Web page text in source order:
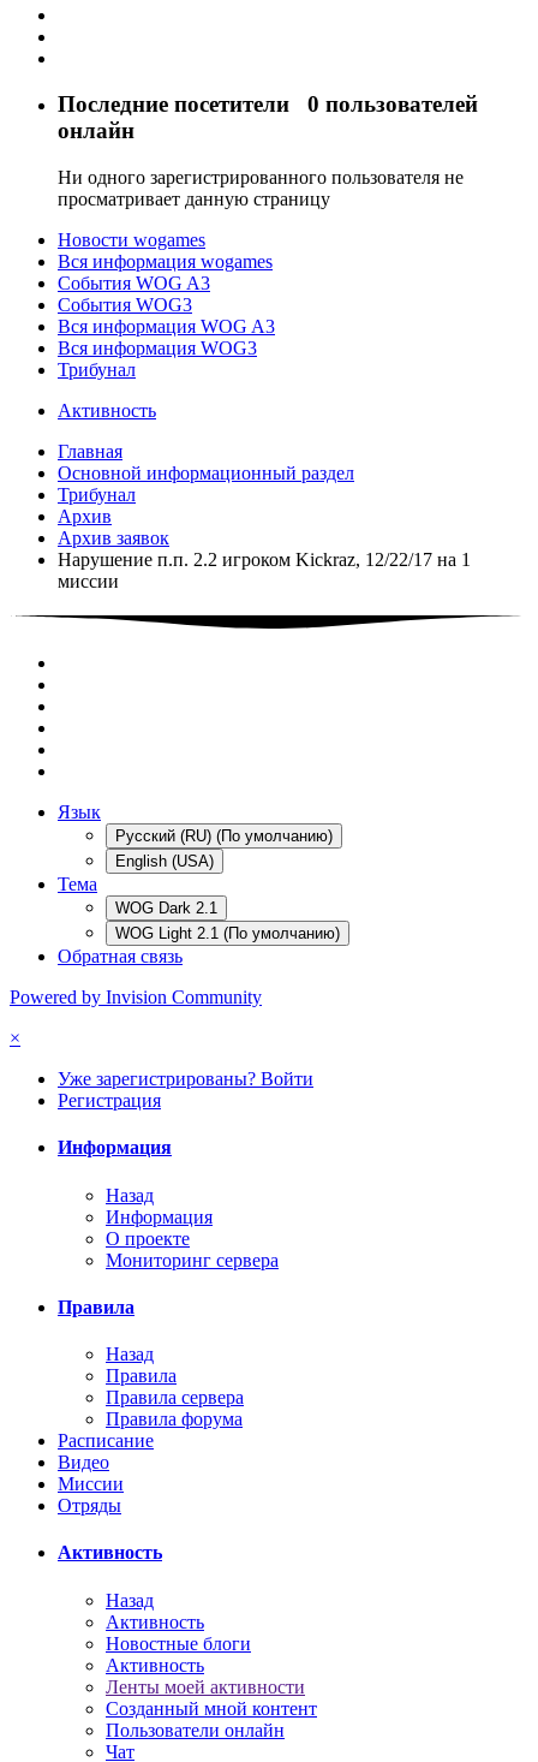
Последние посетители 0 пользователей
онлайн
Ни одного зарегистрированного пользователя не
просматривает данную страницу
Новости wogames
Вся информация wogames
События WOG A3
События WOG3
Вся информация WOG A3
Вся информация WOG3
Трибунал
Активность
Главная
Основной информационный раздел
Трибунал
Архив
Архив заявок
Нарушение п.п. 2.2 игроком Kickraz, 12/22/17 на 1
миссии
Язык
Русский (RU) (По умолчанию)
English (USA)
Тема
WOG Dark 2.1
WOG Light 2.1 (По умолчанию)
Обратная связь
Powered by Invision Community
×
Уже зарегистрированы? Войти
Регистрация
Информация
Назад
Информация
О проекте
Мониторинг сервера
Правила
Назад
Правила
Правила сервера
Правила форума
Расписание
Видео
Миссии
Отряды
Активность
Назад
Активность
Новостные блоги
Активность
Ленты моей активности
Созданный мной контент
Пользователи онлайн
Чат